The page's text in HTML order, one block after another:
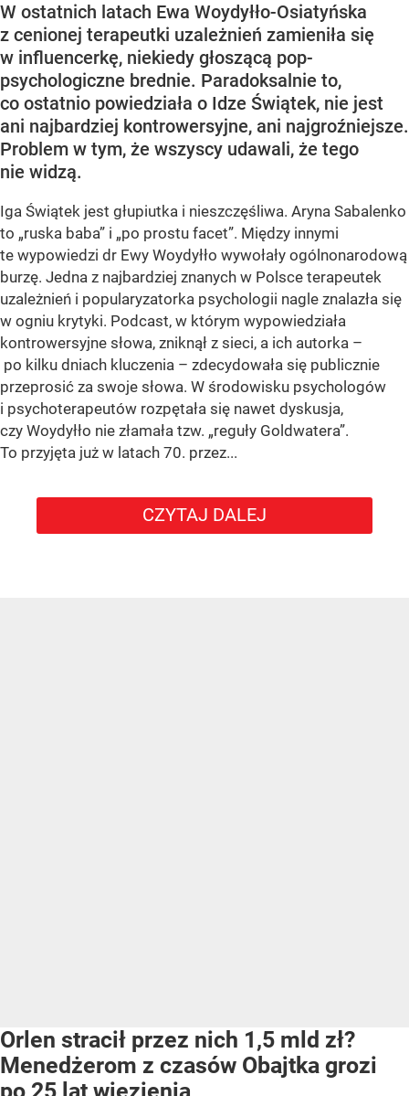
W ostatnich latach Ewa Woydyłło-Osiatyńska
z cenionej terapeutki uzależnień zamieniła się
w influencerkę, niekiedy głoszącą pop-
psychologiczne brednie. Paradoksalnie to,
co ostatnio powiedziała o Idze Świątek, nie jest
ani najbardziej kontrowersyjne, ani najgroźniejsze.
Problem w tym, że wszyscy udawali, że tego
nie widzą.
Iga Świątek jest głupiutka i nieszczęśliwa. Aryna Sabalenko
to „ruska baba” i „po prostu facet”. Między innymi
te wypowiedzi dr Ewy Woydyłło wywołały ogólnonarodową
burzę. Jedna z najbardziej znanych w Polsce terapeutek
uzależnień i popularyzatorka psychologii nagle znalazła się
w ogniu krytyki. Podcast, w którym wypowiedziała
kontrowersyjne słowa, zniknął z sieci, a ich autorka –
po kilku dniach kluczenia – zdecydowała się publicznie
przeprosić za swoje słowa. W środowisku psychologów
i psychoterapeutów rozpętała się nawet dyskusja,
czy Woydyłło nie złamała tzw. „reguły Goldwatera”.
To przyjęta już w latach 70. przez...
CZYTAJ DALEJ
Orlen stracił przez nich 1,5 mld zł?
Menedżerom z czasów Obajtka grozi